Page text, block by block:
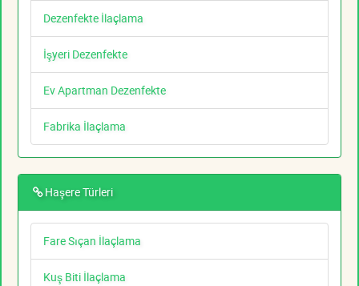
Dezenfekte İlaçlama
İşyeri Dezenfekte
Ev Apartman Dezenfekte
Fabrika İlaçlama
Haşere Türleri
Fare Sıçan İlaçlama
Kuş Biti İlaçlama